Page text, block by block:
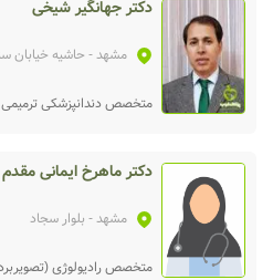
دکتر جهانگیر شیخی
مشهد- حاشیه خیابان
متخصص دندانپزشکی ترمیمی
دکتر ماهرخ ایمانی مقدم
مشهد- بلوار سجاد
متخصص رادیولوژی